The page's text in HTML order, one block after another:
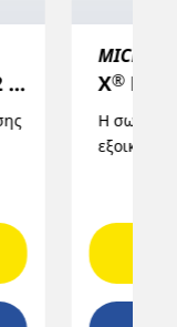
X®LINE
Η σωστή